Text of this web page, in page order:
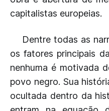
capitalistas europeias.
Dentre todas as
os fatores principais
nenhuma é motivada
povo negro. Sua
ocultada dentro da